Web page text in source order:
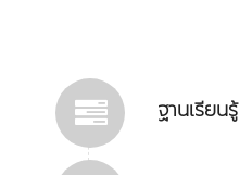
ฐานเรียนรู้